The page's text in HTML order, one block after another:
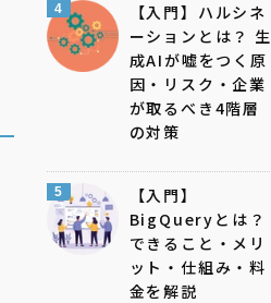
4
【入門】ハルシネ
ーションとは？ 生
成AIが嘘をつく原
因・リスク・企業
が取るべき4階層
の対策
5
【入門】
BigQueryとは？
できること・メリ
ット・仕組み・料
金を解説